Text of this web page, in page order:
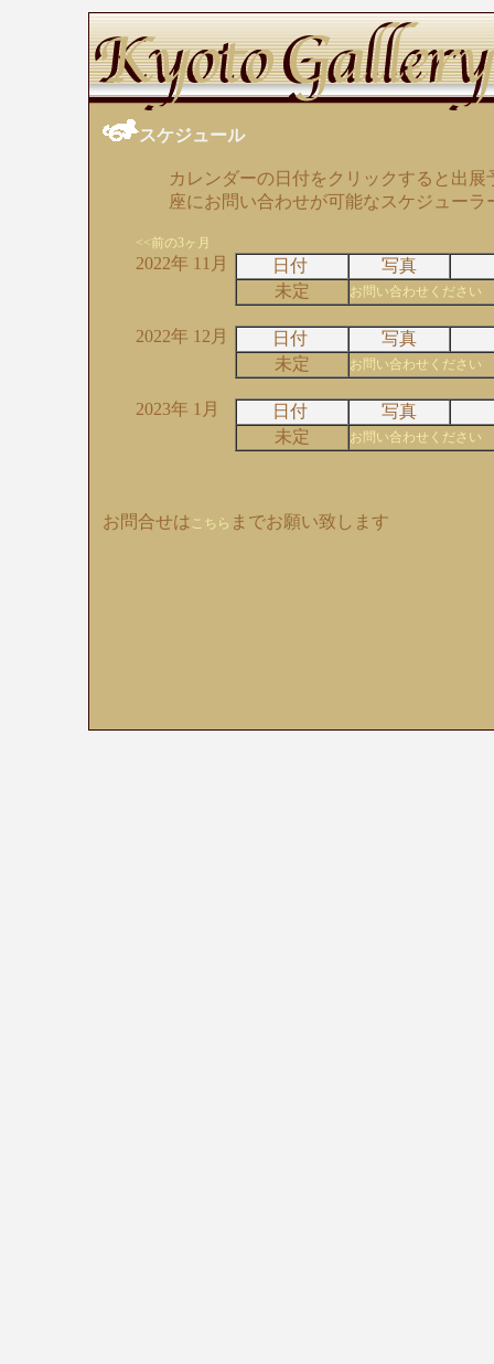
スケジュール
カレンダーの日付をクリックすると出
座にお問い合わせが可能なスケジュー
<<前の3ヶ月
2022年 11月 日付
写真
未定
お問い合わせください
2022年 12月 日付
写真
未定
お問い合わせください
2023年 1月 日付
写真
未定
お問い合わせください
お問合せは こちら までお願い致します